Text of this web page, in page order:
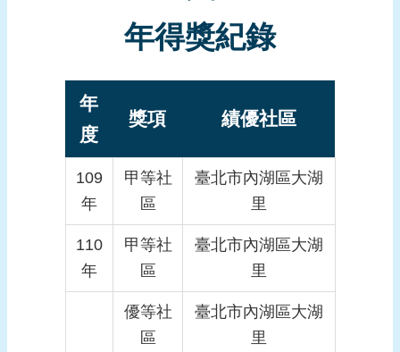
年得獎紀錄
年
度
獎項 績優社區
109
年
甲等社
區
臺北市內湖區大湖
里
110
年
甲等社
區
臺北市內湖區大湖
里
優等社
區
臺北市內湖區大湖
里